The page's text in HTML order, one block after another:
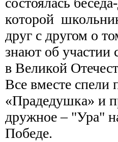
которой
друг с другом о
знают об участии
в Великой
Все вместе спели
«Прадедушка» и
дружное – "Ура"
Победе.